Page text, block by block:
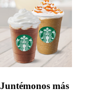
Juntémonos más